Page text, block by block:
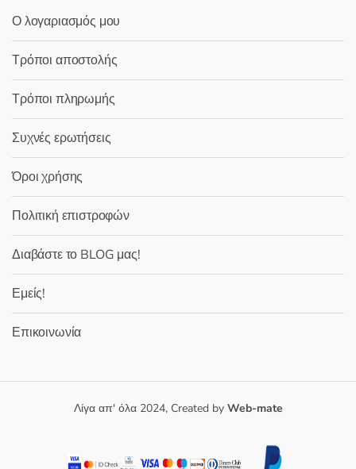
Ο λογαριασμός μου
Τρόποι αποστολής
Τρόποι πληρωμής
Συχνές ερωτήσεις
Όροι χρήσης
Πολιτική επιστροφών
Διαβάστε το BLOG μας!
Εμείς!
Επικοινωνία
Λίγα απ' όλα 2024, Created by Web-mate